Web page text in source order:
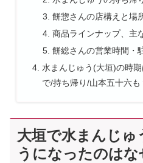
餅惣さんの店構えと場
商品ラインナップ、主
餅総さんの営業時間・
水まんじゅう(大垣)の時
で/持ち帰り/山本五十六も
大垣で水まんじゅ
うになったのはな